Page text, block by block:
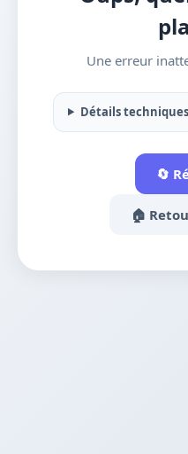
Une erreur
Détails techniques
🔄
🏠